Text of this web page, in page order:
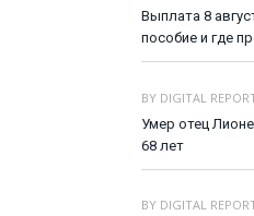
Выплата 8
пособие и где
BY DIGITAL
Умер отец
68 лет
BY DIGITAL